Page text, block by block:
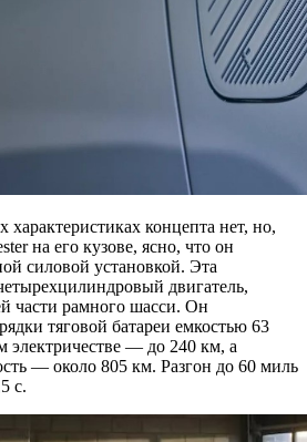
характеристиках концепта нет, но,
на его кузове, ясно, что он
силовой установкой. Эта
двигатель,
части рамного шасси. Он
тяговой батареи емкостью 63
электричестве — до 240 км, а
— около 805 км. Разгон до 60 миль
с.